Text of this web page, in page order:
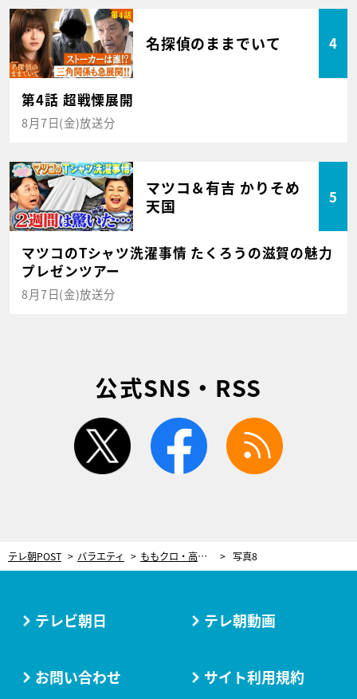
名探偵のままでいて 4
第4話 超戦慄展開
8月7日(金)放送分
マツコ＆有吉 かりそめ
天国
5
マツコのTシャツ洗濯事情 たくろうの滋賀の魅力
プレゼンツアー
8月7日(金)放送分
公式SNS・RSS
twitter facebook
テレ朝POST バラエティ ももクロ・高城れに「馬面でよかった」両親に感謝 写真8
テレビ朝日 テレ朝動画
お問い合わせ サイト利用規約